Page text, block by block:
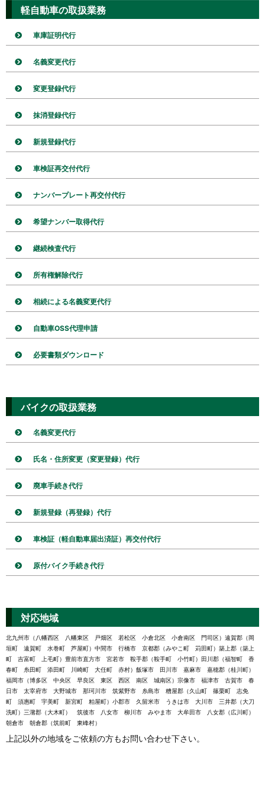
軽自動車の取扱業務
車庫証明代行
名義変更代行
変更登録代行
抹消登録代行
新規登録代行
車検証再交付代行
ナンバープレート再交付代行
希望ナンバー取得代行
継続検査代行
所有権解除代行
相続による名義変更代行
自動車OSS代理申請
必要書類ダウンロード
バイクの取扱業務
名義変更代行
氏名・住所変更（変更登録）代行
廃車手続き代行
新規登録（再登録）代行
車検証（軽自動車届出済証）再交付代行
原付バイク手続き代行
対応地域
北九州市（八幡西区 八幡東区 戸畑区 若松区 小倉北区 小倉南区 門司区）遠賀郡（岡
垣町 遠賀町 水巻町 芦屋町）中間市 行橋市 京都郡（みやこ町 苅田町）築上郡（築上
町 吉富町 上毛町）豊前市直方市 宮若市 鞍手郡（鞍手町 小竹町）田川郡（福智町 香
春町 糸田町 添田町 川崎町 大任町 赤村）飯塚市 田川市 嘉麻市 嘉穂郡（桂川町）
福岡市（博多区 中央区 早良区 東区 西区 南区 城南区）宗像市 福津市 古賀市 春
日市 太宰府市 大野城市 那珂川市 筑紫野市 糸島市 糟屋郡（久山町 篠栗町 志免
町 須惠町 宇美町 新宮町 粕屋町）小郡市 久留米市 うきは市 大川市 三井郡（大刀
洗町）三潴郡（大木町） 筑後市 八女市 柳川市 みやま市 大牟田市 八女郡（広川町）
朝倉市 朝倉郡（筑前町 東峰村）
上記以外の地域をご依頼の方もお問い合わせ下さい。